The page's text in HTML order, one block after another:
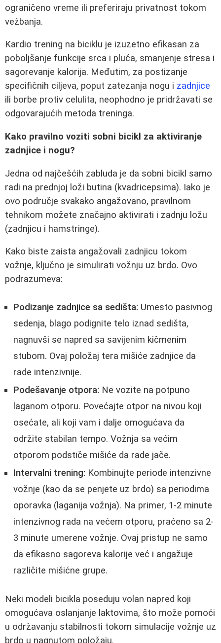
ograničeno vreme ili preferiraju privatnost tokom
vežbanja.
Kardio trening na biciklu je izuzetno efikasan za
poboljšanje funkcije srca i pluća, smanjenje stresa i
sagorevanje kalorija. Međutim, za postizanje
specifičnih ciljeva, poput zatezanja nogu i zadnjice
ili borbe protiv celulita, neophodno je pridržavati se
odgovarajućih metoda treninga.
Kako pravilno voziti sobni bicikl za aktiviranje
zadnjice i nogu?
Jedna od najčešćih zabluda je da sobni bicikl samo
radi na prednjoj loži butina (kvadricepsima). Iako je
ovo područje svakako angažovano, pravilnom
tehnikom možete značajno aktivirati i zadnju ložu
(zadnjicu i hamstringe).
Kako biste zaista angažovali zadnjicu tokom
vožnje, ključno je simulirati vožnju uz brdo. Ovo
podrazumeva:
Podizanje zadnjice sa sedišta: Umesto pasivnog
sedenja, blago podignite telo iznad sedišta,
nagnuvši se napred sa savijenim kičmenim
stubom. Ovaj položaj tera mišiće zadnjice da
rade intenzivnije.
Podešavanje otpora: Ne vozite na potpuno
laganom otporu. Povećajte otpor na nivou koji
osećate, ali koji vam i dalje omogućava da
održite stabilan tempo. Vožnja sa većim
otporom podstiče mišiće da rade jače.
Intervalni trening: Kombinujte periode intenzivne
vožnje (kao da se penjete uz brdo) sa periodima
oporavka (laganija vožnja). Na primer, 1-2 minute
intenzivnog rada na većem otporu, praćeno sa 2-
3 minute umerene vožnje. Ovaj pristup ne samo
da efikasno sagoreva kalorije već i angažuje
različite mišićne grupe.
Neki modeli bicikla poseduju volan napred koji
omogućava oslanjanje laktovima, što može pomoći
u održavanju stabilnosti tokom simulacije vožnje uz
brdo u nagnutom položaju.